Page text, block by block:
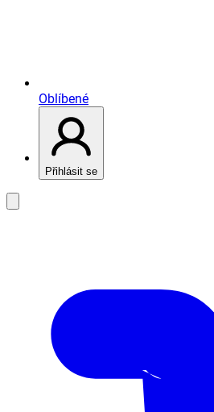
Oblíbené
Přihlásit se